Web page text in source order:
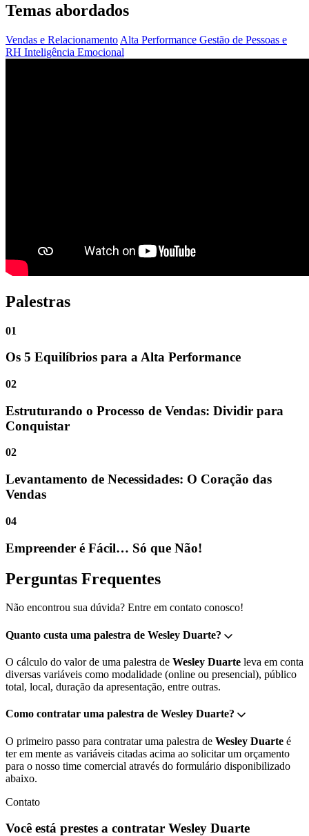
Temas abordados
Vendas e Relacionamento Alta Performance Gestão de Pessoas e
RH Inteligência Emocional
Palestras
01
Os 5 Equilíbrios para a Alta Performance
02
Estruturando o Processo de Vendas: Dividir para
Conquistar
02
Levantamento de Necessidades: O Coração das
Vendas
04
Empreender é Fácil… Só que Não!
Perguntas Frequentes
Não encontrou sua dúvida? Entre em contato conosco!
Quanto custa uma palestra de Wesley Duarte?
O cálculo do valor de uma palestra de Wesley Duarte leva em conta
diversas variáveis como modalidade (online ou presencial), público
total, local, duração da apresentação, entre outras.
Como contratar uma palestra de Wesley Duarte?
O primeiro passo para contratar uma palestra de Wesley Duarte é
ter em mente as variáveis citadas acima ao solicitar um orçamento
para o nosso time comercial através do formulário disponibilizado
abaixo.
Contato
Você está prestes a contratar Wesley Duarte